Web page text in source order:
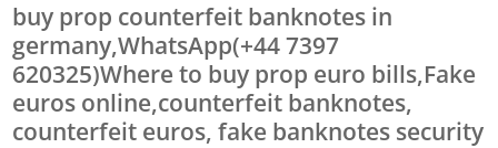
buy prop counterfeit banknotes in
germany,WhatsApp(+44 7397
620325)Where to buy prop euro bills,Fake
euros online,counterfeit banknotes,
counterfeit euros, fake banknotes security